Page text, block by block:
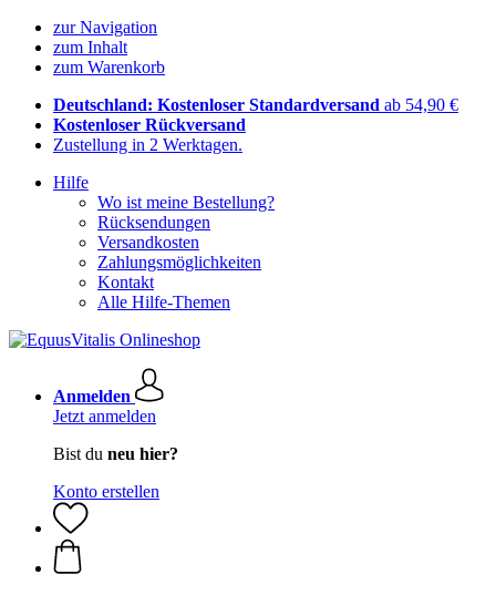
zur Navigation
zum Inhalt
zum Warenkorb
Deutschland: Kostenloser Standardversand ab 54,90 €
Kostenloser Rückversand
Zustellung in 2 Werktagen.
Hilfe
Wo ist meine Bestellung?
Rücksendungen
Versandkosten
Zahlungsmöglichkeiten
Kontakt
Alle Hilfe-Themen
Anmelden
Jetzt anmelden
Bist du neu hier?
Konto erstellen